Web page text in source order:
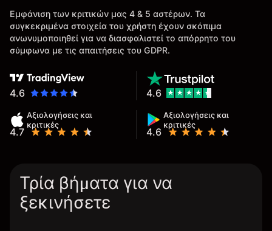
Εμφάνιση των κριτικών μας 4 & 5 αστέρων. Τα
συγκεκριμένα στοιχεία του χρήστη έχουν σκόπιμα
ανωνυμοποιηθεί για να διασφαλιστεί το απόρρητο του
σύμφωνα με τις απαιτήσεις του GDPR.
4.6
Αξιολογήσεις και
κριτικές
4.7
Αξιολογήσεις και
κριτικές
4.6
4.6
Τρία βήματα για να
ξεκινήσετε